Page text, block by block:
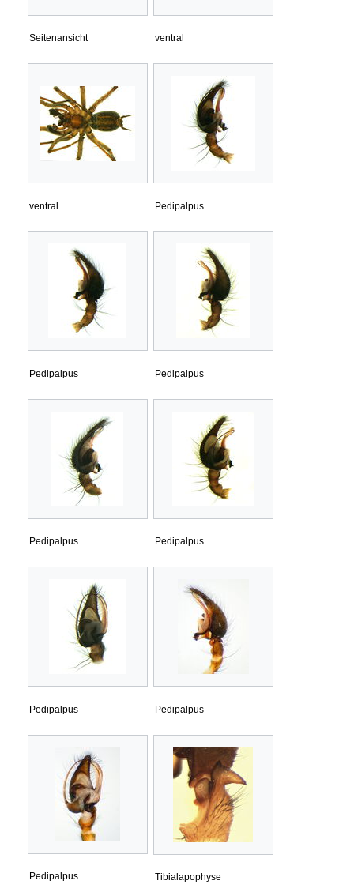
Seitenansicht ventral
ventral Pedipalpus
Pedipalpus Pedipalpus
Pedipalpus Pedipalpus
Pedipalpus Pedipalpus
Pedipalpus Tibialapophyse